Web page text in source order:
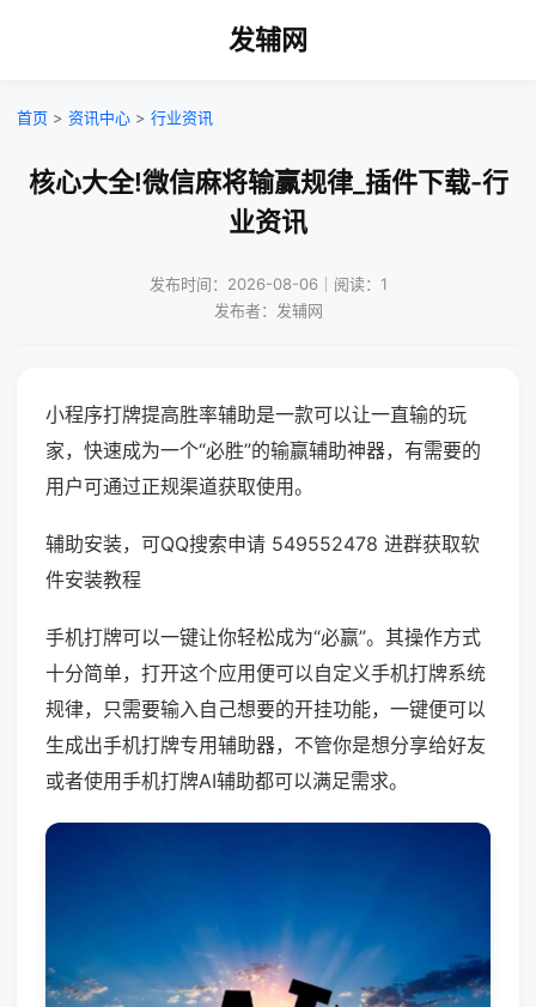
发辅网
首页 > 资讯中心 > 行业资讯
核心大全!微信麻将输赢规律_插件下载-行
业资讯
发布时间：2026-08-06｜阅读：1
发布者：发辅网
小程序打牌提高胜率辅助是一款可以让一直输的玩
家，快速成为一个“必胜”的输赢辅助神器，有需要的
用户可通过正规渠道获取使用。
辅助安装，可QQ搜索申请 549552478 进群获取软
件安装教程
手机打牌可以一键让你轻松成为“必赢”。其操作方式
十分简单，打开这个应用便可以自定义手机打牌系统
规律，只需要输入自己想要的开挂功能，一键便可以
生成出手机打牌专用辅助器，不管你是想分享给好友
或者使用手机打牌AI辅助都可以满足需求。